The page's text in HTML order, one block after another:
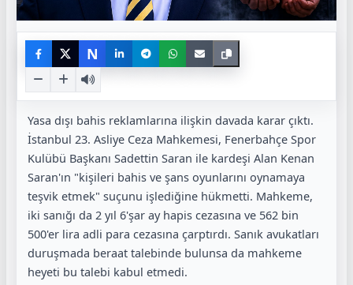
N
Yasa dışı bahis reklamlarına ilişkin davada karar çıktı.
İstanbul 23. Asliye Ceza Mahkemesi, Fenerbahçe Spor
Kulübü Başkanı Sadettin Saran ile kardeşi Alan Kenan
Saran'ın "kişileri bahis ve şans oyunlarını oynamaya
teşvik etmek" suçunu işlediğine hükmetti. Mahkeme,
iki sanığı da 2 yıl 6'şar ay hapis cezasına ve 562 bin
500'er lira adli para cezasına çarptırdı. Sanık avukatları
duruşmada beraat talebinde bulunsa da mahkeme
heyeti bu talebi kabul etmedi.